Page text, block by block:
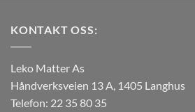
KONTAKT OSS:
Leko Matter As
Håndverksveien 13 A, 1405 Langhus
Telefon: 22 35 80 35